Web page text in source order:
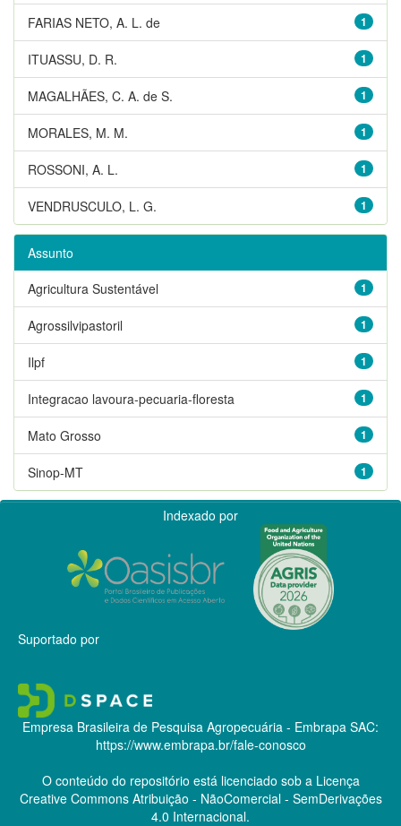
1
FARIAS NETO, A. L. de
1
ITUASSU, D. R.
1
MAGALHÃES, C. A. de S.
1
MORALES, M. M.
1
ROSSONI, A. L.
1
VENDRUSCULO, L. G.
Assunto
1
Agricultura Sustentável
1
Agrossilvipastoril
1
Ilpf
1
Integracao lavoura-pecuaria-floresta
1
Mato Grosso
1
Sinop-MT
Indexado por
Suportado por
Empresa Brasileira de Pesquisa Agropecuária - Embrapa SAC:
https://www.embrapa.br/fale-conosco
O conteúdo do repositório está licenciado sob a Licença
Creative CommonsAtribuição - NãoComercial - SemDerivações
4.0 Internacional.